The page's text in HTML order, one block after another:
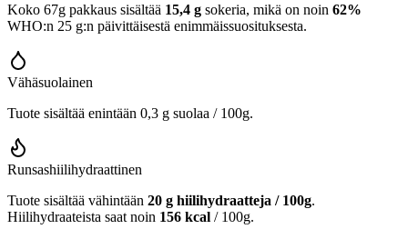
Koko 67g pakkaus sisältää 15,4 g sokeria, mikä on noin 62%
WHO:n 25 g:n päivittäisestä enimmäissuosituksesta.
Vähäsuolainen
Tuote sisältää enintään 0,3 g suolaa / 100g.
Runsashiilihydraattinen
Tuote sisältää vähintään 20 g hiilihydraatteja / 100g.
Hiilihydraateista saat noin 156 kcal / 100g.